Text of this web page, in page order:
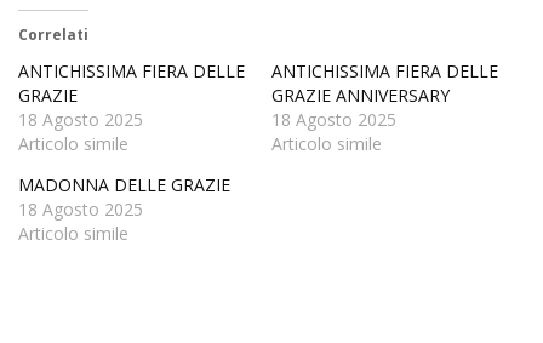
Correlati
ANTICHISSIMA FIERA DELLE
GRAZIE
18 Agosto 2025
Articolo simile
ANTICHISSIMA FIERA DELLE
GRAZIE ANNIVERSARY
18 Agosto 2025
Articolo simile
MADONNA DELLE GRAZIE
18 Agosto 2025
Articolo simile